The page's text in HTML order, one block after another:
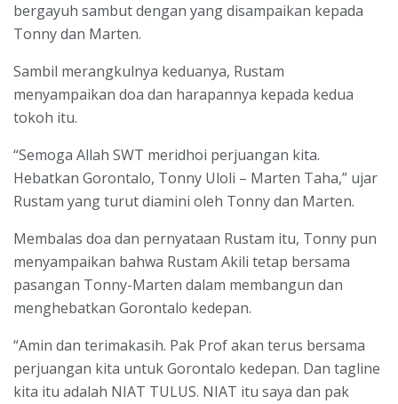
bergayuh sambut dengan yang disampaikan kepada
Tonny dan Marten.
Sambil merangkulnya keduanya, Rustam
menyampaikan doa dan harapannya kepada kedua
tokoh itu.
“Semoga Allah SWT meridhoi perjuangan kita.
Hebatkan Gorontalo, Tonny Uloli – Marten Taha,” ujar
Rustam yang turut diamini oleh Tonny dan Marten.
Membalas doa dan pernyataan Rustam itu, Tonny pun
menyampaikan bahwa Rustam Akili tetap bersama
pasangan Tonny-Marten dalam membangun dan
menghebatkan Gorontalo kedepan.
“Amin dan terimakasih. Pak Prof akan terus bersama
perjuangan kita untuk Gorontalo kedepan. Dan tagline
kita itu adalah NIAT TULUS. NIAT itu saya dan pak